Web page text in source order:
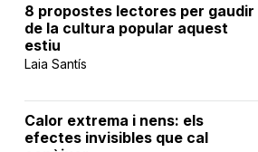
8 propostes lectores per gaudir
de la cultura popular aquest
estiu
Laia Santís
Calor extrema i nens: els
efectes invisibles que cal